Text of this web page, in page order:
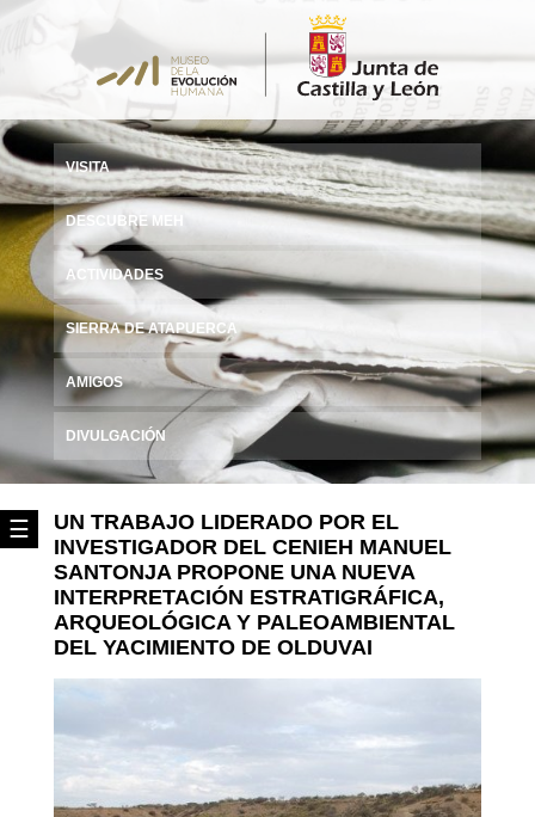
☰
VISITA
DESCUBRE MEH
ACTIVIDADES
SIERRA DE ATAPUERCA
AMIGOS
DIVULGACIÓN
UN TRABAJO LIDERADO POR EL
INVESTIGADOR DEL CENIEH MANUEL
SANTONJA PROPONE UNA NUEVA
INTERPRETACIÓN ESTRATIGRÁFICA,
ARQUEOLÓGICA Y PALEOAMBIENTAL
DEL YACIMIENTO DE OLDUVAI